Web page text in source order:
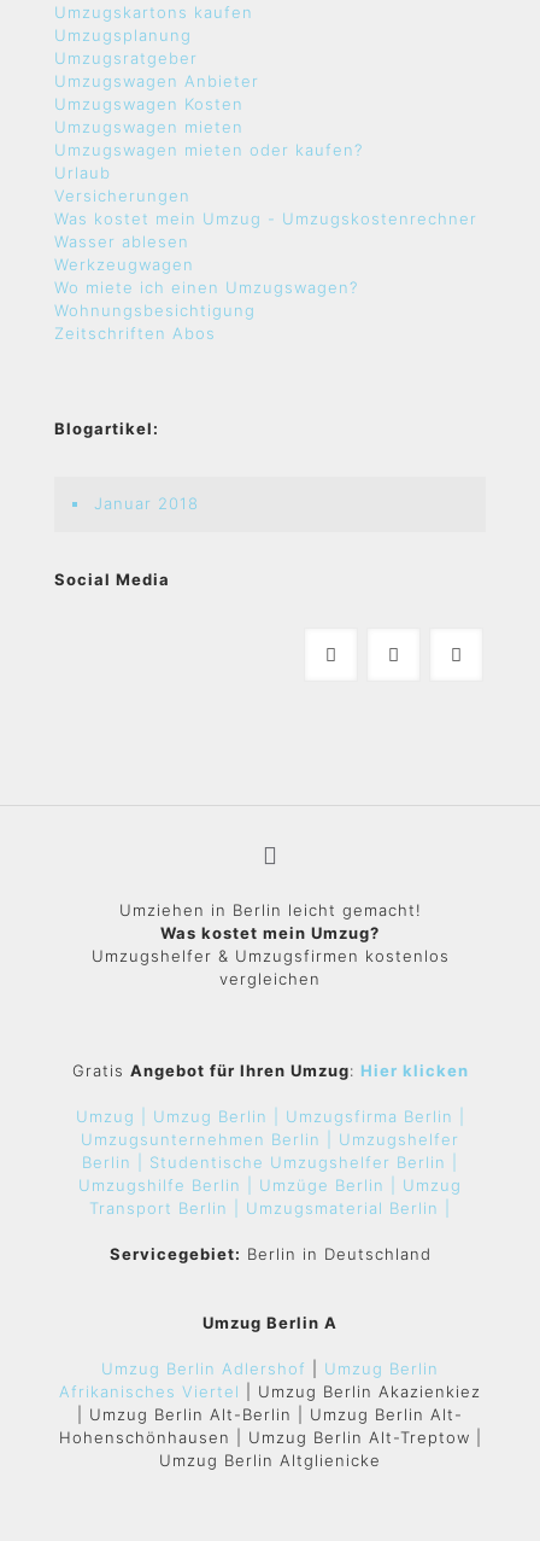
Umzugskartons kaufen
Umzugsplanung
Umzugsratgeber
Umzugswagen Anbieter
Umzugswagen Kosten
Umzugswagen mieten
Umzugswagen mieten oder kaufen?
Urlaub
Versicherungen
Was kostet mein Umzug - Umzugskostenrechner
Wasser ablesen
Werkzeugwagen
Wo miete ich einen Umzugswagen?
Wohnungsbesichtigung
Zeitschriften Abos
Blogartikel:
Januar 2018
Social Media
Umziehen in Berlin leicht gemacht!
Was kostet mein Umzug?
Umzugshelfer & Umzugsfirmen kostenlos
vergleichen
Gratis Angebot für Ihren Umzug: Hier klicken
Umzug | Umzug Berlin |
Umzugsfirma Berlin |
Umzugsunternehmen Berlin | Umzugshelfer
Berlin | Studentische Umzugshelfer Berlin |
Umzugshilfe Berlin | Umzüge Berlin | Umzug
Transport Berlin | Umzugsmaterial Berlin |
Servicegebiet: Berlin in Deutschland
Umzug Berlin A
Umzug Berlin Adlershof
Umzug Berlin
Afrikanisches Viertel
| Umzug Berlin Akazienkiez
| Umzug Berlin Alt-Berlin | Umzug Berlin Alt-
Hohenschönhausen | Umzug Berlin Alt-Treptow |
Umzug Berlin Altglienicke